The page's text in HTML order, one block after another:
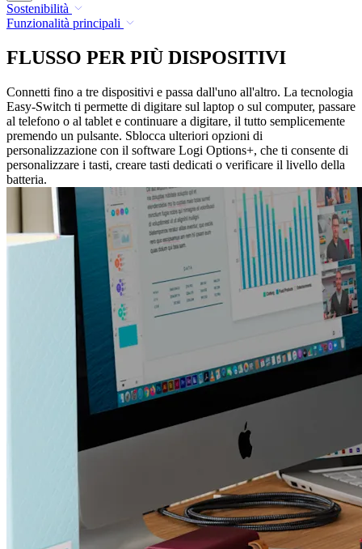
Sostenibilità
Funzionalità principali
FLUSSO PER PIÙ DISPOSITIVI
Connetti fino a tre dispositivi e passa dall'uno all'altro. La tecnologia
Easy-Switch ti permette di digitare sul laptop o sul computer, passare
al telefono o al tablet e continuare a digitare, il tutto semplicemente
premendo un pulsante. Sblocca ulteriori opzioni di
personalizzazione con il software Logi Options+, che ti consente di
personalizzare i tasti, creare tasti dedicati o verificare il livello della
batteria.